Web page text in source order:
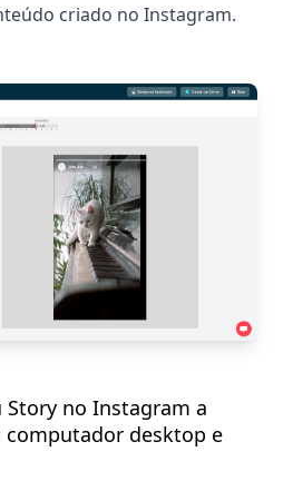
criado no Instagram.
Story no Instagram a
computador desktop e